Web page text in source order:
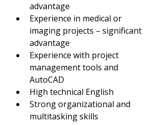
advantage
Experience in medical or
imaging projects – significant
advantage
Experience with project
management tools and
AutoCAD
High technical English
Strong organizational and
multitasking skills